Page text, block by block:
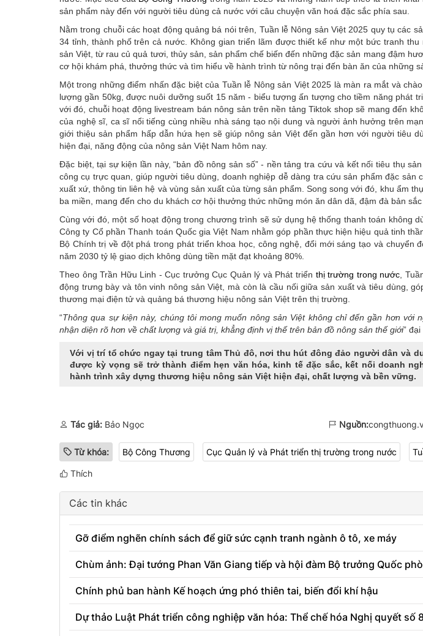
sản phẩm này đến với người tiêu dùng cả nước với câu chuyện văn hoá đặc sắc phía sau.
Nằm trong chuỗi các hoạt động quảng bá nói trên, Tuần lễ Nông sản Việt 2025 quy tụ các
34 tỉnh, thành phố trên cả nước. Không gian triển lãm được thiết kế như một bức tranh
sản Việt, từ rau củ quả tươi, thủy sản, sản phẩm chế biến đến những đặc sản mang đậm
cơ hội khám phá, thưởng thức và tìm hiểu về hành trình từ nông trại đến bàn ăn của những
Một trong những điểm nhấn đặc biệt của Tuần lễ Nông sản Việt 2025 là màn ra mắt và
lượng gần 50kg, được nuôi dưỡng suốt 15 năm - biểu tượng ấn tượng cho tiềm năng phát
với đó, chuỗi hoạt động livestream bán nông sản trên nền tảng Tiktok shop sẽ mang đến
của nghệ sĩ, ca sĩ nổi tiếng cùng nhiều nhà sáng tạo nội dung và người ảnh hưởng trên
giới thiệu sản phẩm hấp dẫn hứa hẹn sẽ giúp nông sản Việt đến gần hơn với người tiêu
hiện đại, năng động của nông sản Việt Nam hôm nay.
Đặc biệt, tại sự kiện lần này, “bản đồ nông sản số” - nền tảng tra cứu và kết nối tiêu thụ
công cụ trực quan, giúp người tiêu dùng, doanh nghiệp dễ dàng tra cứu sản phẩm đặc sản
xuất xứ, thông tin liên hệ và vùng sản xuất của từng sản phẩm. Song song với đó, khu ẩm
ba miền, mang đến cho du khách cơ hội thưởng thức những món ăn dân dã, đậm đà bản
Cùng với đó, một số hoạt động trong chương trình sẽ sử dụng hệ thống thanh toán không
Công ty Cổ phần Thanh toán Quốc gia Việt Nam nhằm góp phần thực hiện hiệu quả tinh
Bộ Chính trị về đột phá trong phát triển khoa học, công nghệ, đổi mới sáng tạo và chuyển
năm 2030 tỷ lệ giao dịch không dùng tiền mặt đạt khoảng 80%.
Theo ông Trần Hữu Linh - Cục trưởng Cục Quản lý và Phát triển thị trường trong nước ,
động trưng bày và tôn vinh nông sản Việt, mà còn là cầu nối giữa sản xuất và tiêu dùng,
thương mại điện tử và quảng bá thương hiệu nông sản Việt trên thị trường.
“Thông qua sự kiện này, chúng tôi mong muốn nông sản Việt không chỉ đến gần hơn với
nhận diện rõ hơn về chất lượng và giá trị, khẳng định vị thế trên bản đồ nông sản thếgiới”
Với vị trí tổ chức ngay tại trung tâm Thủ đô, nơi thu hút đông đảo người dân và
được kỳ vọng sẽ trở thành điểm hẹn văn hóa, kinh tế đặc sắc, kết nối doanh
hành trình xây dựng thương hiệu nông sản Việt hiện đại, chất lượng và bền vững.
Tác giả: Bảo Ngọc Nguồn:
Từ khóa: Bộ Công Thương Cục Quản lý và Phát triển thị trường trong nước
Thích
Các tin khác
Gỡ điểm nghẽn chính sách để giữ sức cạnh tranh ngành ô tô, xe máy
Chùm ảnh: Đại tướng Phan Văn Giang tiếp và hội đàm Bộ trưởng Quốc
Chính phủ ban hành Kế hoạch ứng phó thiên tai, biến đổi khí hậu
Dự thảo Luật Phát triển công nghiệp văn hóa: Thể chế hóa Nghị quyết số